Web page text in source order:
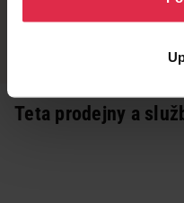
Vyzvednutí na
Teta prodejny a